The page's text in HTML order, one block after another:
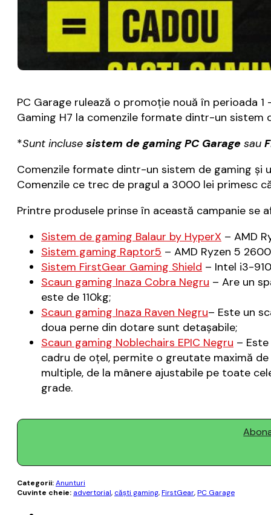
PC Garage rulează o promoție nouă în perioada
Gaming H7 la comenzile formate dintr-un sistem
*Sunt incluse sistem de gaming PC Garage sau
Comenzile formate dintr-un sistem de gaming și
Comenzile ce trec de pragul a 3000 lei primesc
Printre produsele prinse în această campanie se
Sistem de gaming Balaur by HyperX – AMD
Sistem gaming Raptor5 – AMD Ryzen 5 2600
Sistem FirstGear Gaming Shield – Intel i3-
Scaun gaming Inaza Cobra Negru – Are un
este de 110kg;
Scaun gaming Inaza Raven Negru– Este un
doua perne din dotare sunt detaşabile;
Scaun gaming Noblechairs EPIC Negru –
cadru de oţel, permite o greutate maximă
multiple, de la mânere ajustabile pe toate
grade.
Categorii:Anunturi
Cuvinte cheie: advertorial, căști gaming,FirstGear,PC Garage